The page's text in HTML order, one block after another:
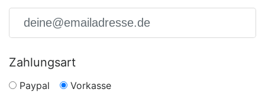
Zahlungsart
Paypal Vorkasse